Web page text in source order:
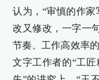
认为，“审慎的作
改又修改，一字一
节奏、工作高效率
文字工作者的“工